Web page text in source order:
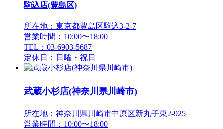
駒込店(豊島区)
所在地：東京都豊島区駒込3-2-7
営業時間：10:00〜18:00
TEL：03-6903-5687
定休日：日曜・祝日
武蔵小杉店(神奈川県川崎市)
所在地：神奈川県川崎市中原区新丸子東2-925
営業時間：10:00〜18:00